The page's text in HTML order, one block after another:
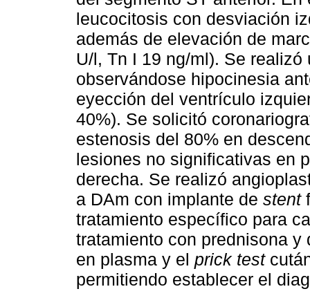
leucocitosis con desviación
además de elevación de
U/l, Tn I 19 ng/ml). Se
observándose hipocinesia
eyección del ventrículo
40%). Se solicitó
estenosis del 80% en
lesiones no significativas en
derecha. Se realizó
a DAm con implante de stent
tratamiento específico para
tratamiento con prednisona
en plasma y el prick test
permitiendo establecer el